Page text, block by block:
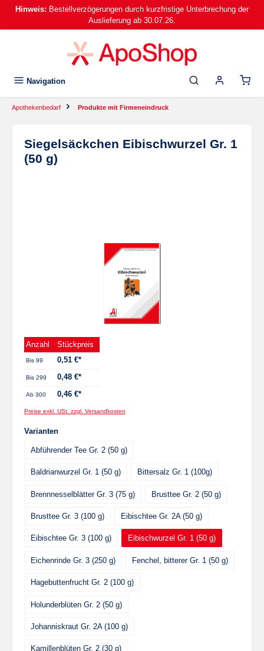
springen
Hinweis: Bestellverzögerungen durch kurzfristige Unterbrechung der
Auslieferung ab 30.07.26.
Navigation
Apothekenbedarf Produkte mit Firmeneindruck
Siegelsäckchen Eibischwurzel Gr. 1
(50 g)
Anzahl Stückpreis
Bis99 0,51 €*
Bis299 0,48 €*
Ab300 0,46 €*
Preise exkl. USt. zzgl. Versandkosten
Variantenauswählen
Abführender Tee Gr. 2 (50 g)
Baldrianwurzel Gr. 1 (50 g) Bittersalz Gr. 1 (100g)
Brennnesselblätter Gr. 3 (75 g) Brusttee Gr. 2 (50 g)
Brusttee Gr. 3 (100 g) Eibischtee Gr. 2A (50 g)
Eibischtee Gr. 3 (100 g) Eibischwurzel Gr. 1 (50 g)
Eichenrinde Gr. 3 (250 g) Fenchel, bitterer Gr. 1 (50 g)
Hagebuttenfrucht Gr. 2 (100 g)
Holunderblüten Gr. 2 (50 g)
Johanniskraut Gr. 2A (100 g)
Kamillenblüten Gr. 2 (30 g)